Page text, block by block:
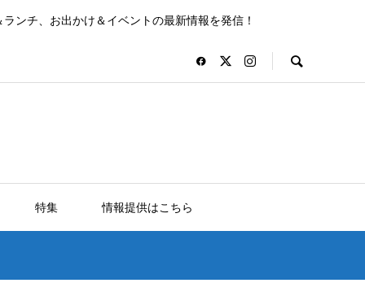
ンチ、お出かけ＆イベントの最新情報を発信！
特集 情報提供はこちら